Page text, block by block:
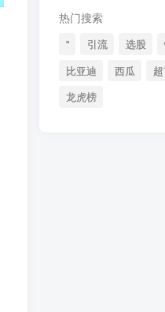
热门搜索
" 引流 选股
比亚迪
西瓜
龙虎榜
6 全程图解超详细！何为